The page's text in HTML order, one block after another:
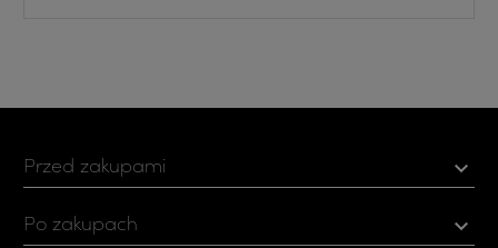
Przed zakupami 
Po zakupach 